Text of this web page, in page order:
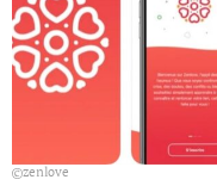
zenlove